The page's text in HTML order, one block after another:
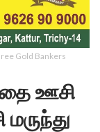
Gold Bankers
ஊசி